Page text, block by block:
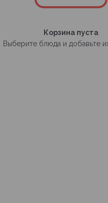
Корзина пуста
Выберите блюда и добавьте